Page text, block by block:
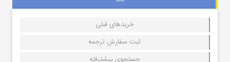
خریدهای قبلی
ثبت سفارش ترجمه
جستجوی پیشترفته